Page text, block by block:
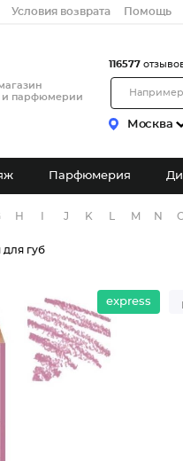
Условия возврата Помощь
и парфюмерии
Москва
116577
Парфюмерия
H J K M N
губ
express